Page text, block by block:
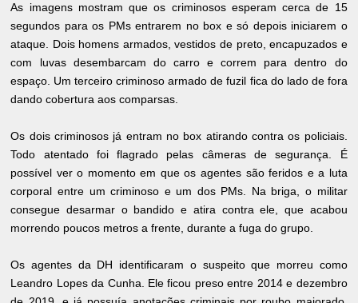
As imagens mostram que os criminosos esperam cerca de 15
segundos para os PMs entrarem no box e só depois iniciarem o
ataque. Dois homens armados, vestidos de preto, encapuzados e
com luvas desembarcam do carro e correm para dentro do
espaço. Um terceiro criminoso armado de fuzil fica do lado de fora
dando cobertura aos comparsas.
Os dois criminosos já entram no box atirando contra os policiais.
Todo atentado foi flagrado pelas câmeras de segurança. É
possível ver o momento em que os agentes são feridos e a luta
corporal entre um criminoso e um dos PMs. Na briga, o militar
consegue desarmar o bandido e atira contra ele, que acabou
morrendo poucos metros a frente, durante a fuga do grupo.
Os agentes da DH identificaram o suspeito que morreu como
Leandro Lopes da Cunha. Ele ficou preso entre 2014 e dezembro